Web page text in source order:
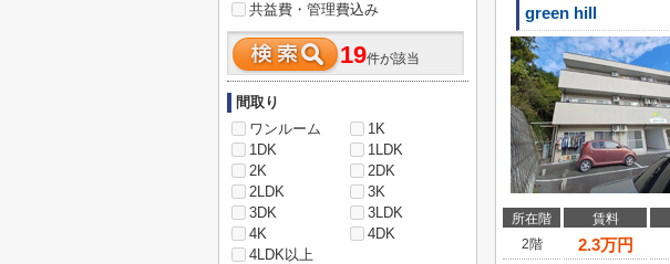
green hill
所在階 賃料
2階
2.3万円
共益費・管理費込み
19件が該当
間取り
ワンルーム
1K
1DK
1LDK
2K
2DK
2LDK
3K
3DK
3LDK
4K
4DK
4LDK以上